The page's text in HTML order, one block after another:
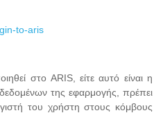
to-aris
στο ARIS, είτε αυτό είναι η
δεδομένων της εφαρμογής, πρέπει
του χρήστη στους κόμβους